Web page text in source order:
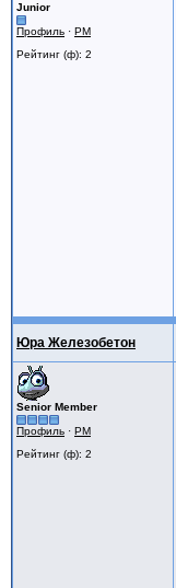
Junior
Профиль · PM
Рейтинг (ф): 2
Юра Железобетон
Senior Member
Профиль · PM
Рейтинг (ф): 2